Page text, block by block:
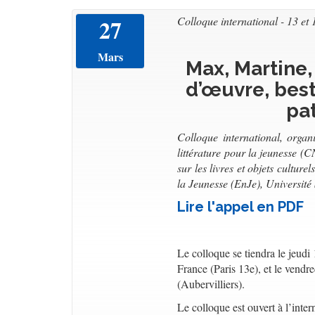
27
Mars
Colloque international - 13 et
Max,
d’œuvre,
Colloque international,
littérature pour la jeunesse
sur les livres et objets
la Jeunesse (EnJe),
Lire l'appel en PDF
Le colloque se tiendra le
France (Paris 13e), et le
(Aubervilliers).
Le colloque est ouvert à